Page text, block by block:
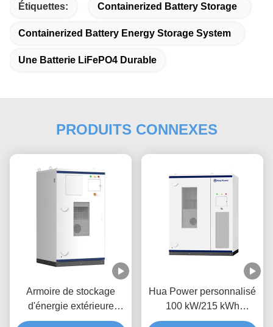
Étiquettes: Containerized Battery Storage
Containerized Battery Energy Storage System
Une Batterie LiFePO4 Durable
PRODUITS CONNEXES
Armoire de stockage
d'énergie extérieure
100kW/200kWh Hybride
Hua Power personnalisé
100 kW/215 kWh
refroidissement à l'air